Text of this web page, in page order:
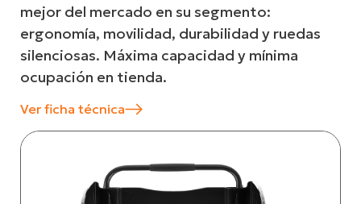
mejor del mercado en su segmento:
ergonomía, movilidad, durabilidad y ruedas
silenciosas. Máxima capacidad y mínima
ocupación en tienda.
Ver ficha técnica